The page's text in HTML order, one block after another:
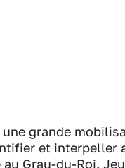
grande
et
Grau-du-Roi.